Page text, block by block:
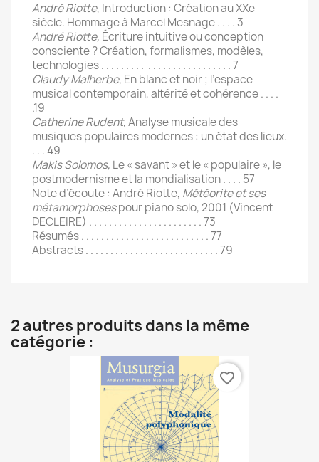
André Riotte, Introduction : Création au XXe
siècle. Hommage à Marcel Mesnage . . . . 3
André Riotte, Écriture intuitive ou conception
consciente ? Création, formalismes, modèles,
technologies . . . . . . . . . . . . . . . . . . . . . . . . . . 7
Claudy Malherbe, En blanc et noir ; l’espace
musical contemporain, altérité et cohérence . . . .
.19
Catherine Rudent,Analyse musicale des
musiques populaires modernes : un état des lieux.
. . . 49
Makis Solomos, Le « savant » et le « populaire », le
postmodernisme et la mondialisation . . . . 57
Note d’écoute : André Riotte, Météorite et ses
métamorphosespour piano solo, 2001 (Vincent
DECLEIRE) . . . . . . . . . . . . . . . . . . . . . . . 73
Résumés . . . . . . . . . . . . . . . . . . . . . . . . . . 77
Abstracts . . . . . . . . . . . . . . . . . . . . . . . . . . . 79
2 autres produits dans la même
catégorie :
favorite_border